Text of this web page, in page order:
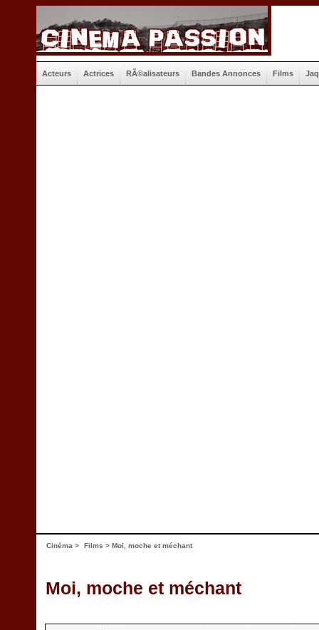
Acteurs Actrices RÃ©alisateurs Bandes Annonces Films
Cinéma > Films > Moi, moche et méchant
Moi, moche et méchant